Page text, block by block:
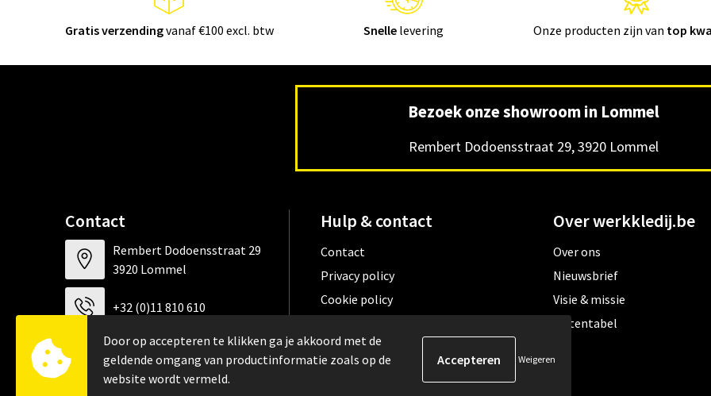
Gratis verzendingvanaf €100 excl. btw Snellelevering Onze producten zijn van top
Bezoek onze showroom in Lommel
Rembert Dodoensstraat 29, 3920 Lommel
Contact
Rembert Dodoensstraat 29
3920 Lommel
+32 (0)11 810 610
info@werkkledij.be
Hulp & contact
Contact
Privacy policy
Cookie policy
FAQ
Over werkkledij.be
Over ons
Nieuwsbrief
Visie & missie
Matentabel
Door op accepteren te klikken ga je akkoord met de
geldende omgang van productinformatie zoals op de
website wordt vermeld.
Weigeren